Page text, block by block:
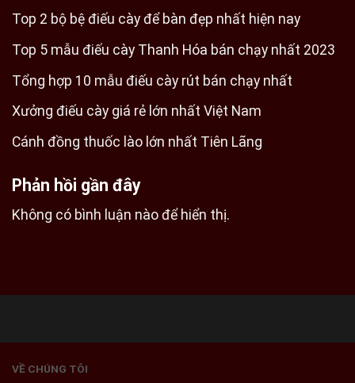
Top 2 bộ bệ điếu cày để bàn đẹp nhất hiện nay
Top 5 mẫu điếu cày Thanh Hóa bán chạy nhất 2023
Tổng hợp 10 mẫu điếu cày rút bán chạy nhất
Xưởng điếu cày giá rẻ lớn nhất Việt Nam
Cánh đồng thuốc lào lớn nhất Tiên Lãng
Phản hồi gần đây
Không có bình luận nào để hiển thị.
VỀ CHÚNG TÔI